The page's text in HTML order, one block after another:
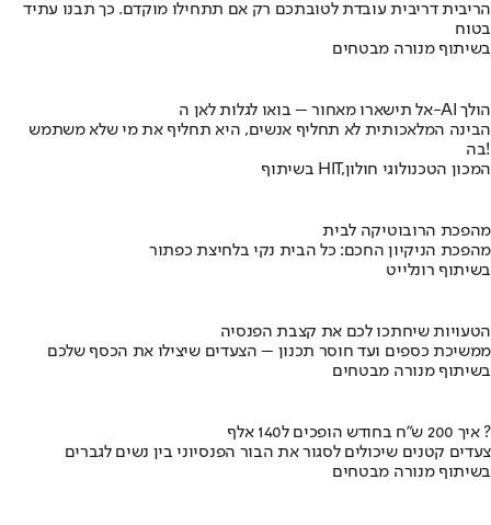
הריבית דריבית עובדת לטובתכם רק אם תתחילו מוקדם. כך תבנו עתיד
בטוח
בשיתוף מנורה מבטחים
אל תישארו מאחור – בואו לגלות לאן ה-AI הולך
הבינה המלאכותית לא תחליף אנשים, היא תחליף את מי שלא משתמש
בה!
בשיתוף HIT,המכון הטכנולוגי חולון
מהפכת הרובוטיקה לבית
מהפכת הניקיון החכם: כל הבית נקי בלחיצת כפתור
בשיתוף רונלייט
הטעויות שיחתכו לכם את קצבת הפנסיה
ממשיכת כספים ועד חוסר תכנון – הצעדים שיצילו את הכסף שלכם
בשיתוף מנורה מבטחים
איך 200 ש"ח בחודש הופכים ל140 אלף ?
צעדים קטנים שיכולים לסגור את הבור הפנסיוני בין נשים לגברים
בשיתוף מנורה מבטחים